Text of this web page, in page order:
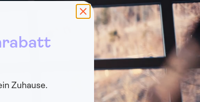
Zuhause.